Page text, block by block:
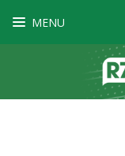
MENU